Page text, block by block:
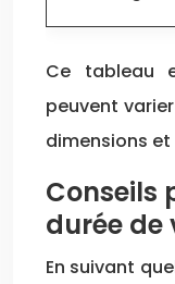
Ce tableau
peuvent
dimensions
Conseils
durée de
En suivant